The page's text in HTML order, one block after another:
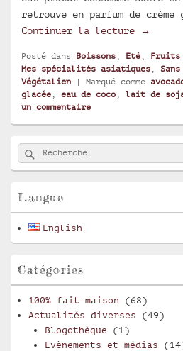
retrouve en parfum de crème
Continuer la lecture
→
Posté dans Boissons , Eté , Fruits
Mes spécialités asiatiques ,
Végétalien
| Marqué comme
glacée , eau de coco , lait de
un commentaire
Zone
principale
de
pour
latérale
Recherche :
Rechercher
Langue
English
Catégories
100% fait-maison (68)
Actualités diverses (49)
Blogothèque (1)
Evènements et médias